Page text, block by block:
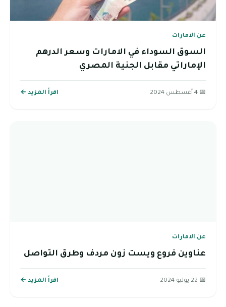
عن الامارات
السوق السوداء في الامارات وسعر الدرهم
الإماراتي مقابل الجنية المصري
📅 4 أغسطس 2024 اقرأ المزيد ←
عن الامارات
عناوين فروع ويست زون مردف وطرق التواصل
📅 22 يوليو 2024 اقرأ المزيد ←